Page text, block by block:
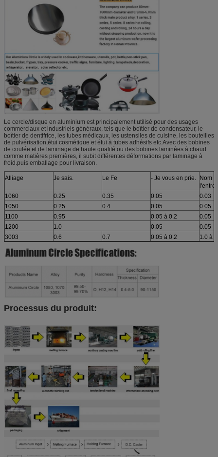
Le cercle/disque en aluminium est principalement utilisé pour des usages
commerciaux et industriels généraux, tels que le boîtier de condensateur, le
boîtier de dentifrice, les tubes médicaux, les ustensiles de cuisine, les bouteilles
de pulvérisation,étui cosmétique et étui à tubes adhésifs etc.Avec des bobines
de coulée et de laminage de haute qualité ou des bobines laminées à chaud
comme matières premières, il subit différentes déformations par laminage à
froid.puis emballage pour livraison.
Alliage Je sais. Le Fe - Je vous en prie.
Nom
1060
0.25 0.35 0.05
0.03
1050
0.25 0.4 0.05
0.05
1100
0.95 0.05 à 0.2
0.05
1200
1.0 0.05
0.05
3003
0.6 0.7 0.05 à 0.2 1.0 à
Processus du produit: